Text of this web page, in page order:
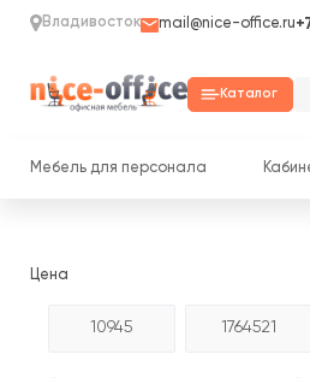
Владивосток mail@nice-office.ru
Каталог
Мебель для персонала
Цена